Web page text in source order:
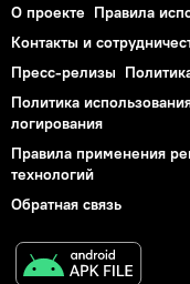
О проекте Правила
Контакты и
Пресс-релизы
Политика
логирования
Правила применения
технологий
Обратная связь